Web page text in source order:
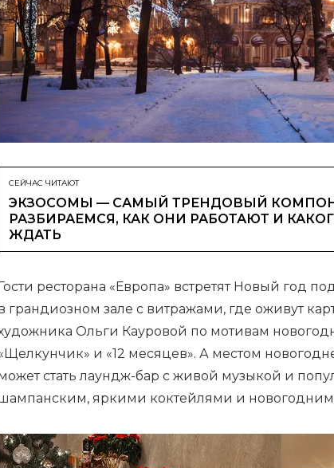
СЕЙЧАС ЧИТАЮТ
ЭКЗОСОМЫ — САМЫЙ ТРЕНДОВЫЙ
РАЗБИРАЕМСЯ, КАК ОНИ РАБОТАЮТ И
ЖДАТЬ
ресторана «Европа» встретят Новый год
грандиозном зале с витражами, где оживут
Ольги Кауровой по мотивам
и «12 месяцев». А местом
стать лаундж-бар с живой музыкой и
яркими коктейлями и